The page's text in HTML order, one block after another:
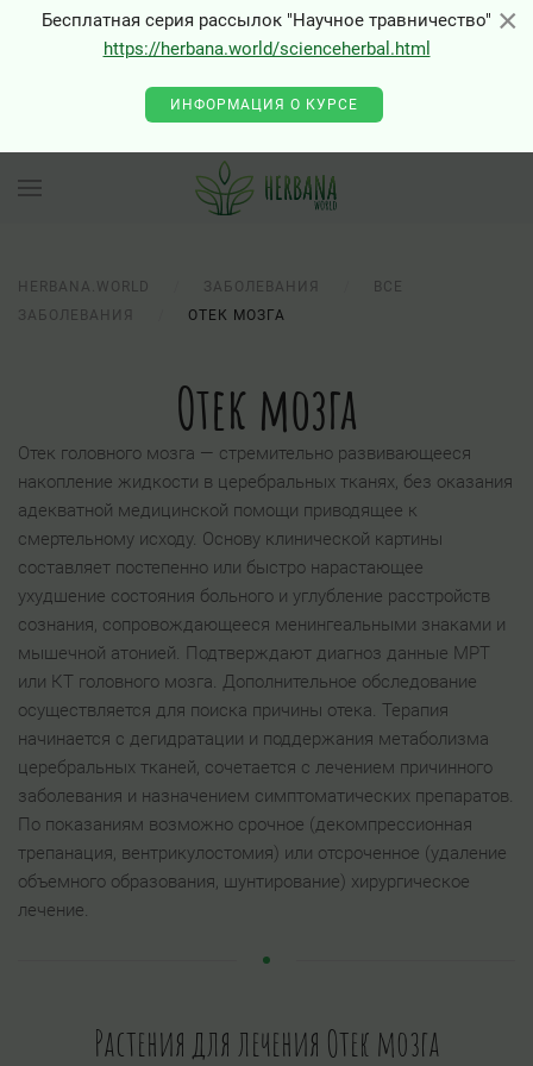
×
Бесплатная серия рассылок "Научное травничество"
https://herbana.world/scienceherbal.html
ИНФОРМАЦИЯ О КУРСЕ
HERBANA.WORLD ЗАБОЛЕВАНИЯ
ВСЕ
ЗАБОЛЕВАНИЯ
ОТЕК МОЗГА
Отек мозга
Отек головного мозга — стремительно развивающееся
накопление жидкости в церебральных тканях, без оказания
адекватной медицинской помощи приводящее к
смертельному исходу. Основу клинической картины
составляет постепенно или быстро нарастающее
ухудшение состояния больного и углубление расстройств
сознания, сопровождающееся менингеальными знаками и
мышечной атонией. Подтверждают диагноз данные МРТ
или КТ головного мозга. Дополнительное обследование
осуществляется для поиска причины отека. Терапия
начинается с дегидратации и поддержания метаболизма
церебральных тканей, сочетается с лечением причинного
заболевания и назначением симптоматических препаратов.
По показаниям возможно срочное (декомпрессионная
трепанация, вентрикулостомия) или отсроченное (удаление
объемного образования, шунтирование) хирургическое
лечение.
Растения для лечения Отек мозга
×
0 - Class "Joomla\Input\Json" not found